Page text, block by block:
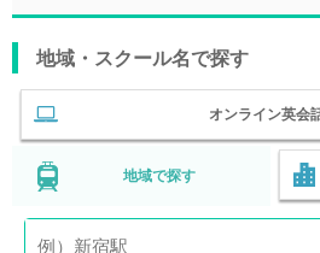
地域・スクール名で探す
オンライン英会
地域で探す